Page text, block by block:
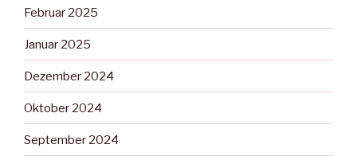
Februar 2025
Januar 2025
Dezember 2024
Oktober 2024
September 2024